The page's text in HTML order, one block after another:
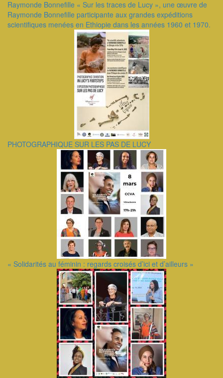
Raymonde Bonnefille ​« Sur les traces de Lucy », une œuvre de
Raymonde Bonnefille participante aux grandes expéditions
scientifiques menées en Ethiopie dans les années 1960 et 1970.
PHOTOGRAPHIQUE SUR LES PAS DE LUCY
« Solidarités au féminin : regards croisés d’ici et d’ailleurs »